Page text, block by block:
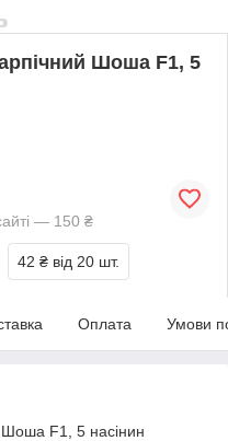
Шоша F1, 5
— 150 ₴
42 ₴ від 20 шт.
Оплата Умови
Шоша F1, 5 насінин